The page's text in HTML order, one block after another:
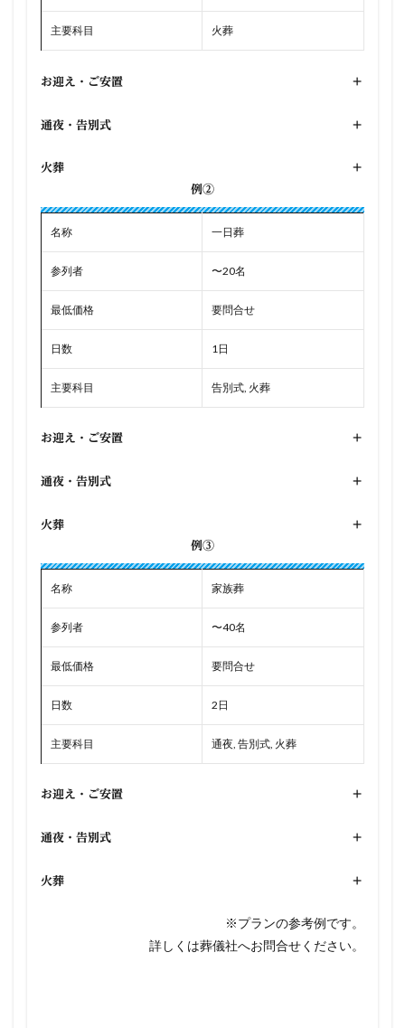
主要科目 火葬
お迎え・ご安置 +
通夜・告別式 +
火葬
+
例②
名称 一日葬
参列者 〜20名
最低価格 要問合せ
日数 1日
主要科目 告別式, 火葬
お迎え・ご安置 +
通夜・告別式 +
火葬
+
例③
名称 家族葬
参列者 〜40名
最低価格 要問合せ
日数 2日
主要科目 通夜, 告別式, 火葬
お迎え・ご安置 +
通夜・告別式 +
火葬 +
※プランの参考例です。
詳しくは葬儀社へお問合せください。